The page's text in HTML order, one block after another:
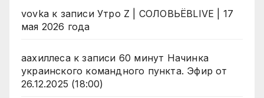
vovka к записи Утро Z | СОЛОВЬЁВLIVE | 17
мая 2026 года
аахиллесак записи 60 минут Начинка
украинского командного пункта. Эфир от
26.12.2025 (18:00)